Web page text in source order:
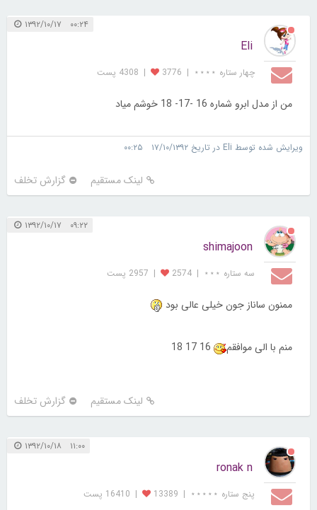
۰۰:۲۴ ۱۳۹۲/۱۰/۱۷
Eli
چهار ستاره ⋆⋆⋆⋆ |
3776
| 4308 پست
من از مدل ابرو شماره 16 -17- 18 خوشم میاد
ویرایش شده توسط Eli در تاریخ ۱۷/۱۰/۱۳۹۲ ۰۰:۲۵
لینک مستقیم گزارش تخلف
۰۹:۲۲ ۱۳۹۲/۱۰/۱۷
shimajoon
سه ستاره ⋆⋆⋆ |
2574
| 2957 پست
ممنون ساناز جون خیلی عالی بود
منم با الی موافقم
لینک مستقیم گزارش تخلف
۱۱:۰۰ ۱۳۹۲/۱۰/۱۸
ronak n
پنج ستاره ⋆⋆⋆⋆⋆ |
13389
| 16410 پست